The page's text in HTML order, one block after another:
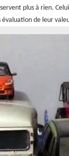
plus à rien.
de leur